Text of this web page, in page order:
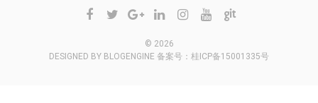
© 2026
DESIGNED BY BLOGENGINE 备案号： 桂ICP备15001335号